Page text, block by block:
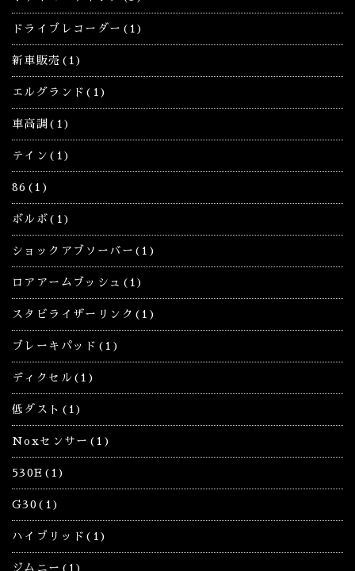
ドライブレコーダー(1)
新車販売(1)
エルグランド(1)
車高調(1)
テイン(1)
86(1)
ボルボ(1)
ショックアブソーバー(1)
ロアアームブッシュ(1)
スタビライザーリンク(1)
ブレーキパッド(1)
ディクセル(1)
低ダスト(1)
Noxセンサー(1)
530E(1)
G30(1)
ハイブリッド(1)
ジムニー(1)